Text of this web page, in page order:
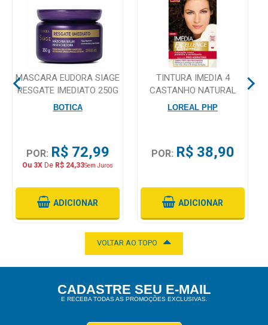
Mamãe
Medicamentos
Cuidado
Dermocosméticos
MASCARA EUDORA SIAGE
RESGATE IMEDIATO 250G
BOTICA
POR: R$ 72,99
Ou 3X De R$ 24,33Sem Juros
ADICIONAR
TINTURA IMEDIA 4
CASTANHO NATURAL
LOREAL PHP
POR: R$ 38,90
ADICIONAR
VOLTAR AO TOPO
CADASTRE SEU E-MAIL
E RECEBA TODAS AS PROMOÇÕES EXCLUSIVAS.